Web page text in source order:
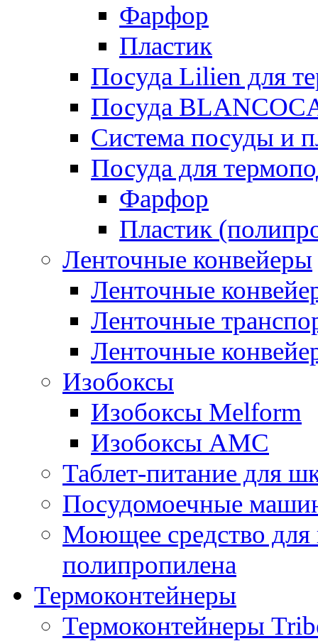
Фарфор
Пластик
Посуда Lilien для
Посуда
Система посуды и
Посуда для
Фарфор
Пластик
Ленточные конвейеры
Ленточные
Ленточные
Ленточные
Изобоксы
Изобоксы Melform
Изобоксы AMC
Таблет-питание для
Посудомоечные
Моющее средство для
полипропилена
Термоконтейнеры
Термоконтейнеры